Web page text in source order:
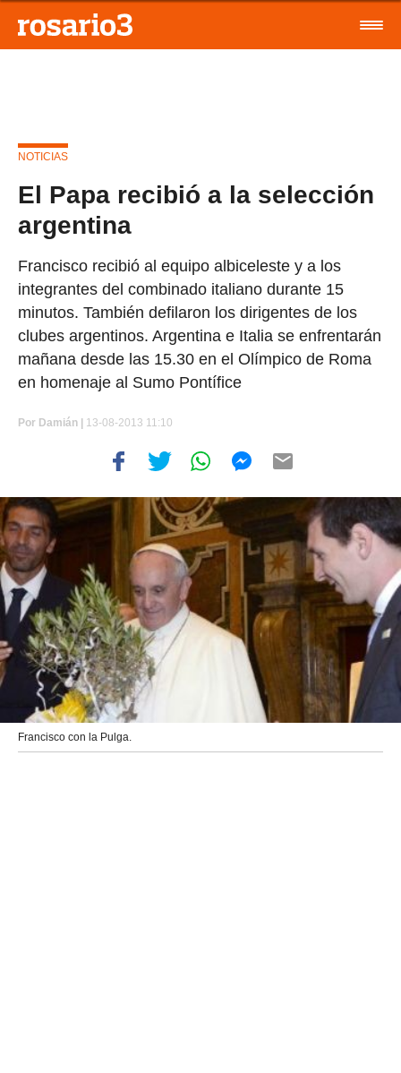
NOTICIAS
El Papa recibió a la selección
argentina
Francisco recibió al equipo albiceleste y a los
integrantes del combinado italiano durante 15
minutos. También defilaron los dirigentes de los
clubes argentinos. Argentina e Italia se enfrentarán
mañana desde las 15.30 en el Olímpico de Roma
en homenaje al Sumo Pontífice
Por Damián | 13-08-2013 11:10
Francisco con la Pulga.